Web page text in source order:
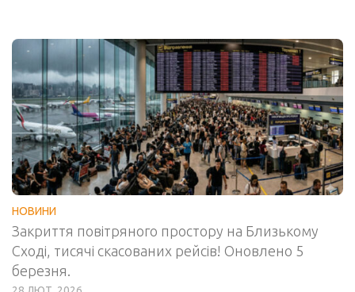
НОВИНИ
Закриття повітряного простору на Близькому
Сході, тисячі скасованих рейсів! Оновлено 5
березня.